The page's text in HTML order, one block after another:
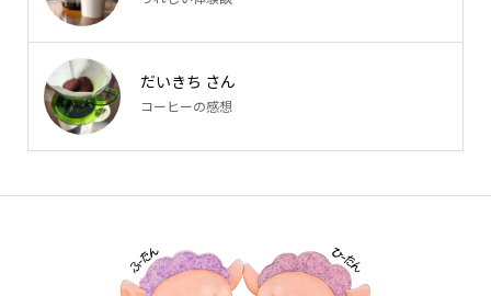
だいきち さん
コーヒーの感想